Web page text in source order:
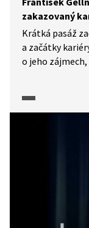
zakazovaný
Krátká pasáž
a začátky
o jeho